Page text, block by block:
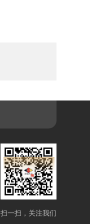
扫一扫，关注我们